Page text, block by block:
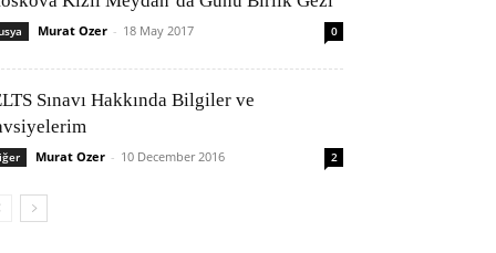
Murat Ozer - 18 May 2017 0
Sınavı Hakkında Bilgiler ve
Murat Ozer - 10 December 2016 2